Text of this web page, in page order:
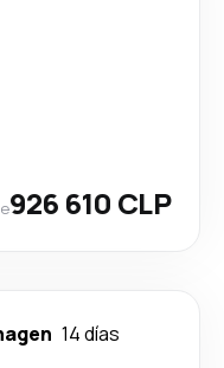
926 610 CLP
14 días